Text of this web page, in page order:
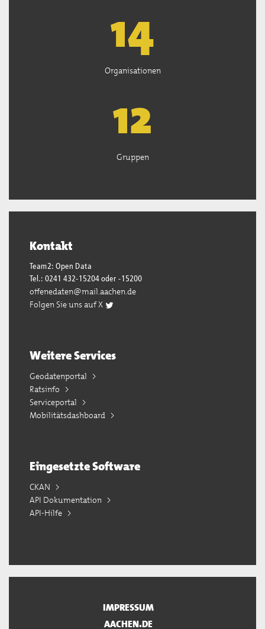
15
Organisationen
13
Gruppen
Kontakt
Team2: Open Data
Tel.: 0241 432-15204 oder -15200
offenedaten@mail.aachen.de
Folgen Sie uns auf X
Weitere Services
Geodatenportal
Ratsinfo
Serviceportal
Mobilitätsdashboard
Eingesetzte Software
CKAN
API Dokumentation
API-Hilfe
IMPRESSUM
AACHEN.DE